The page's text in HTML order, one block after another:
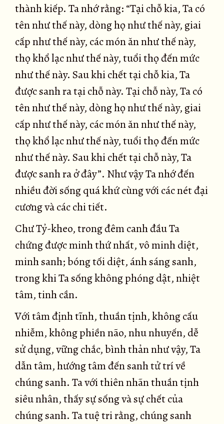
thành kiếp. Ta nhớ rằng: “Tại chỗ kia, Ta có
tên như thế này, dòng họ như thế này, giai
cấp như thế này, các món ăn như thế này,
thọ khổ lạc như thế này, tuổi thọ đến mức
như thế này. Sau khi chết tại chỗ kia, Ta
được sanh ra tại chỗ này. Tại chỗ này, Ta có
tên như thế này, dòng họ như thế này, giai
cấp như thế này, các món ăn như thế này,
thọ khổ lạc như thế này, tuổi thọ đến mức
như thế này. Sau khi chết tại chỗ này, Ta
được sanh ra ở đây”. Như vậy Ta nhớ đến
nhiều đời sống quá khứ cùng với các nét đại
cương và các chi tiết.
Chư Tỷ-kheo, trong đêm canh đầu Ta
chứng được minh thứ nhất, vô minh diệt,
minh sanh; bóng tối diệt, ánh sáng sanh,
trong khi Ta sống không phóng dật, nhiệt
tâm, tinh cần.
Với tâm định tĩnh, thuần tịnh, không cấu
nhiễm, không phiền não, nhu nhuyến, dễ
sử dụng, vững chắc, bình thản như vậy, Ta
dẫn tâm, hướng tâm đến sanh tử trí về
chúng sanh. Ta với thiên nhãn thuần tịnh
siêu nhân, thấy sự sống và sự chết của
chúng sanh. Ta tuệ tri rằng, chúng sanh